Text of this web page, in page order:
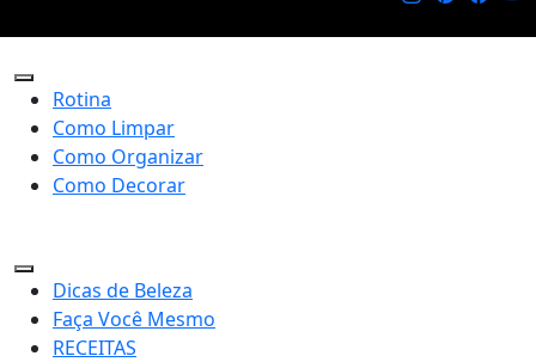
Rotina
Como Limpar
Como Organizar
Como Decorar
Dicas de Beleza
Faça Você Mesmo
RECEITAS